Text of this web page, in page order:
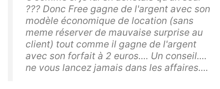
??? Donc Free gagne de l'argent avec son
modèle économique de location (sans
meme réserver de mauvaise surprise au
client) tout comme il gagne de l'argent
avec son forfait à 2 euros.... Un conseil....
ne vous lancez jamais dans les affaires....